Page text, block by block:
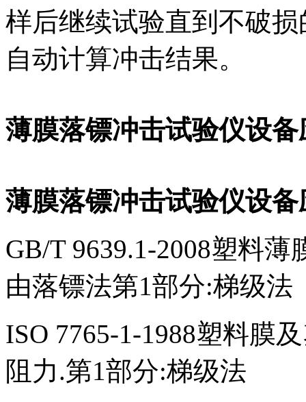
样后继续试验直到不破
自动计算冲击结果。
薄膜落镖冲击试验仪设备
薄膜落镖冲击试验仪设备
GB/T 9639.1-2008塑料
由落镖法第1部分:梯级法
ISO 7765-1-1988塑料膜
阻力.第1部分:梯级法